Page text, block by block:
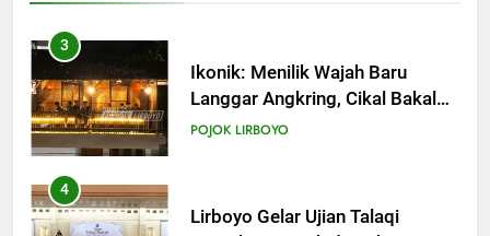
3
Ikonik: Menilik Wajah Baru
Langgar Angkring, Cikal Bakal
Ponpes Lirboyo yang Selesai
POJOK LIRBOYO
4
Lirboyo Gelar Ujian Talaqi